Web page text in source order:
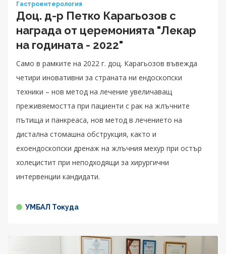
Гастроентерология
Доц. д-р Петко Карагьозов с
награда от церемонията "Лекар
на годината - 2022"
Само в рамките на 2022 г. доц. Карагьозов въвежда
четири иновативни за страната ни ендоскопски
техники – нов метод на лечение увеличаващ
преживяемостта при пациенти с рак на жлъчните
пътища и панкреаса, нов метод в лечението на
дистална стомашна обструкция, както и
ехоендоскопски дренаж на жлъчния мехур при остър
холецистит при неподходящи за хирургични
интервенции кандидати.
УМБАЛ Токуда